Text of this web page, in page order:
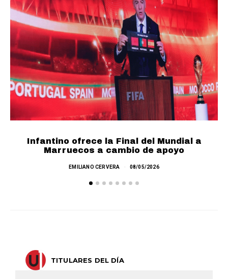
Infantino ofrece la Final del Mundial a
Marruecos a cambio de apoyo
EMILIANO CERVERA 08/05/2026
TITULARES DEL DÍA